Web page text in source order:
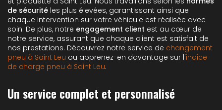
de sécurité les plus élevées, garantissant ainsi que
chaque intervention sur votre véhicule est réalisée avec
soin. De plus, notre engagement client est au cœur de
notre service, assurant que chaque client est satisfait de
nos prestations. Découvrez notre service de changement
pneu à Saint Leu ou apprenez-en davantage sur l'indice
de charge pneu à Saint Leu.
Un service complet et personnalisé